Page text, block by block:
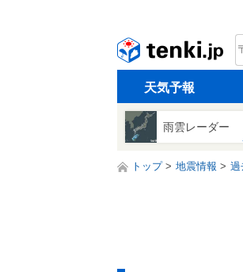
天気予報
雨雲レーダー
トップ 地震情報 過